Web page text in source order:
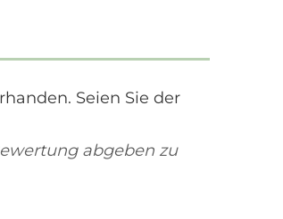
Seien Sie der
abgeben zu